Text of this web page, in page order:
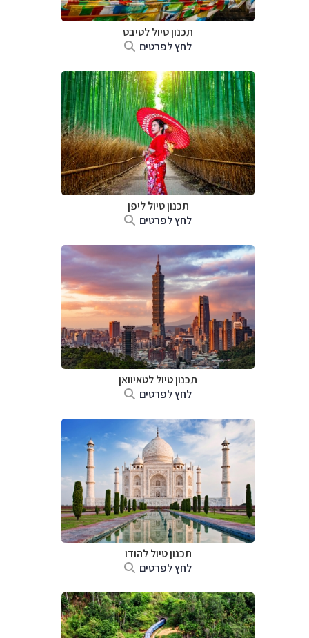
תכנון טיוללטיבט
לחץ לפרטים
תכנון טיולליפן
לחץ לפרטים
תכנון טיוללטאיוואן
לחץ לפרטים
תכנון טיוללהודו
לחץ לפרטים